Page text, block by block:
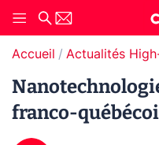
Accueil Actualités
franco-